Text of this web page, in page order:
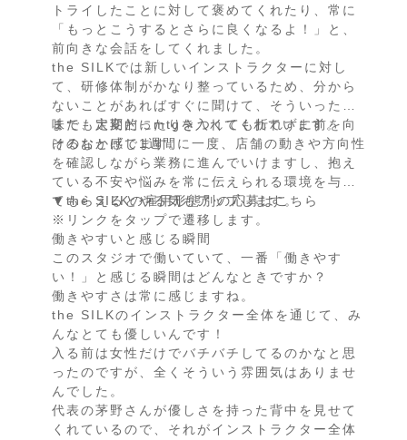
トライしたことに対して褒めてくれたり、常に
「もっとこうするとさらに良くなるよ！」と、
前向きな会話をしてくれました。
the SILKでは新しいインストラクターに対し
て、研修体制がかなり整っているため、分から
ないことがあればすぐに聞けて、そういった意
味でも大変だったりきつくても折れずに前を向
けるなと感じます。
また、定期的にmtgを入れてくれています。
そのおかげで1週間に一度、店舗の動きや方向性
を確認しながら業務に進んでいけますし、抱え
ている不安や悩みを常に伝えられる環境を与え
てもらえるとやる気もアップします。
▼the SILKの雇用形態別の応募はこちら
※リンクをタップで遷移します。
働きやすいと感じる瞬間
このスタジオで働いていて、一番「働きやす
い！」と感じる瞬間はどんなときですか？
働きやすさは常に感じますね。
the SILKのインストラクター全体を通じて、み
んなとても優しいんです！
入る前は女性だけでバチバチしてるのかなと思
ったのですが、全くそういう雰囲気はありませ
んでした。
代表の茅野さんが優しさを持った背中を見せて
くれているので、それがインストラクター全体